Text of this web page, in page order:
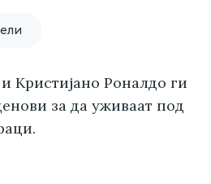
Кристијано Роналдо ги
за да уживаат под